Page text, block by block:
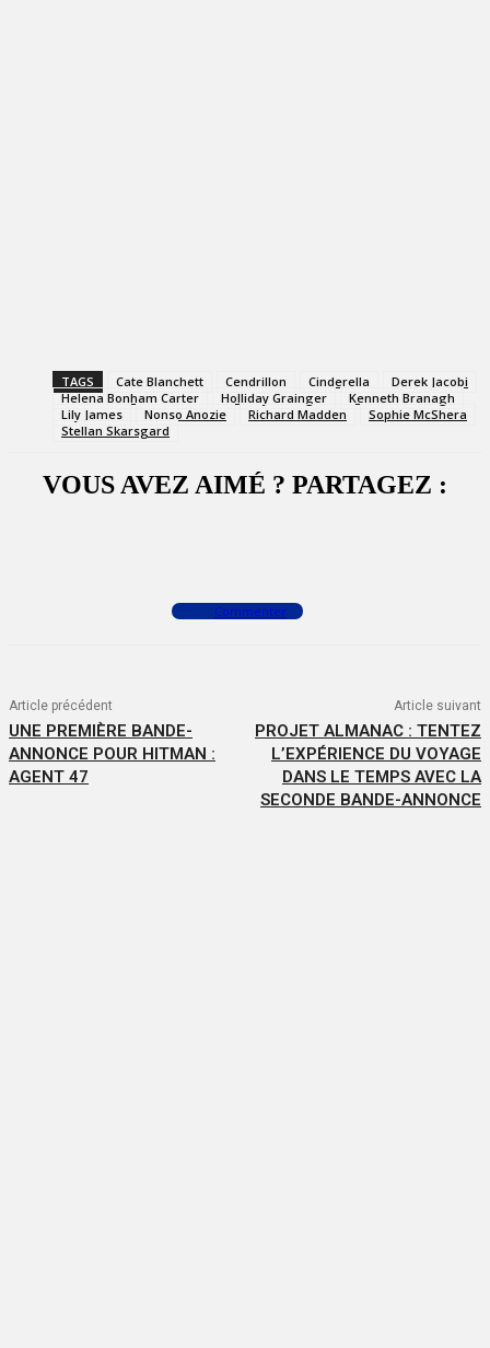
TAGS Cate Blanchett Cendrillon Cinderella
Derek Jacobi
Helena Bonham Carter
Holliday Grainger
Kenneth Branagh
Lily James
Nonso Anozie Richard Madden
Sophie McShera
Stellan Skarsgard
VOUS AVEZ AIMÉ ? PARTAGEZ :
Commenter
Article précédent
UNE PREMIÈRE BANDE-
ANNONCE POUR HITMAN :
AGENT 47
Article suivant
PROJET ALMANAC : TENTEZ
L’EXPÉRIENCE DU VOYAGE
DANS LE TEMPS AVEC LA
SECONDE BANDE-ANNONCE